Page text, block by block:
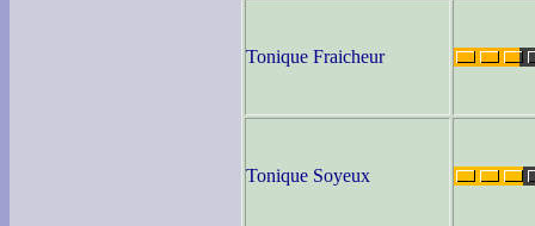
Tonique Fraicheur
Tonique Soyeux